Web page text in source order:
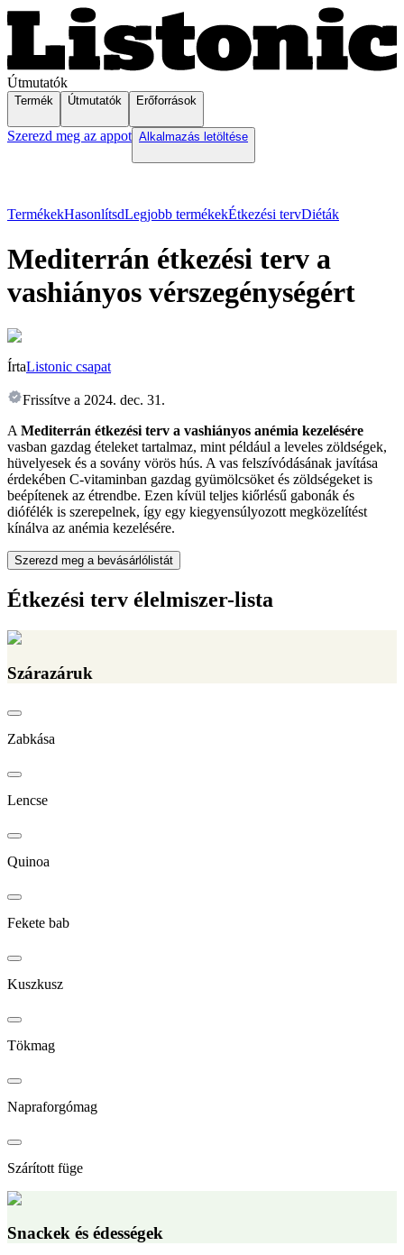
Útmutatók
Termék Útmutatók Erőforrások
Szerezd meg az appot Alkalmazás letöltése
TermékekHasonlítsdLegjobb termékekÉtkezési tervDiéták
Mediterrán étkezési terv a
vashiányos vérszegénységért
ÍrtaListonic csapat
Frissítve a 2024. dec. 31.
A Mediterrán étkezési terv a vashiányos anémia kezelésére
vasban gazdag ételeket tartalmaz, mint például a leveles zöldségek,
hüvelyesek és a sovány vörös hús. A vas felszívódásának javítása
érdekében C-vitaminban gazdag gyümölcsöket és zöldségeket is
beépítenek az étrendbe. Ezen kívül teljes kiőrlésű gabonák és
diófélék is szerepelnek, így egy kiegyensúlyozott megközelítést
kínálva az anémia kezelésére.
Szerezd meg a bevásárlólistát
Étkezési terv élelmiszer-lista
Szárazáruk
Zabkása
Lencse
Quinoa
Fekete bab
Kuszkusz
Tökmag
Napraforgómag
Szárított füge
Snackek és édességek